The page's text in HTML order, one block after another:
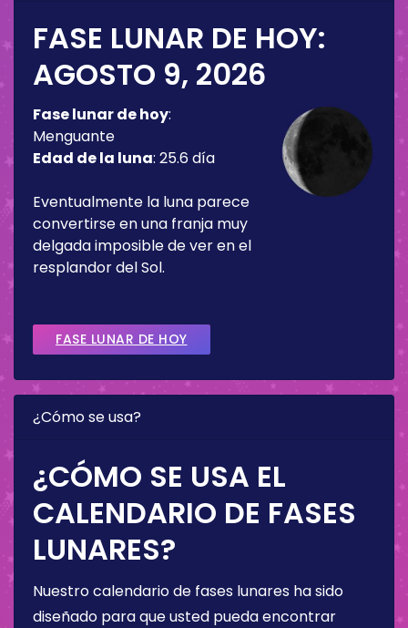
FASE LUNAR DE HOY:
AGOSTO 9, 2026
Fase lunar de hoy:
Menguante
Edad de la luna: 25.6 día
Eventualmente la luna parece
convertirse en una franja muy
delgada imposible de ver en el
resplandor del Sol.
FASE LUNAR DE HOY
¿Cómo se usa?
¿CÓMO SE USA EL
CALENDARIO DE FASES
LUNARES?
Nuestro calendario de fases lunares ha sido
diseñado para que usted pueda encontrar